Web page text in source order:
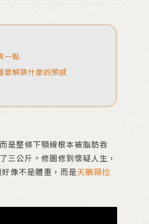
一點
要解鎖什麼的預感
是整條下顎線根本被脂肪吞
三公斤。修圖修到懷疑人生，
像不是體重，而是天鵝頸拉